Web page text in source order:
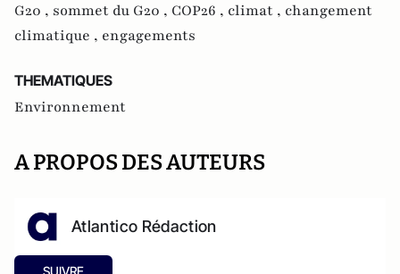
G20 , sommet du G20 , COP26 , climat , changement
climatique , engagements
THEMATIQUES
Environnement
A PROPOS DES AUTEURS
Atlantico Rédaction
SUIVRE